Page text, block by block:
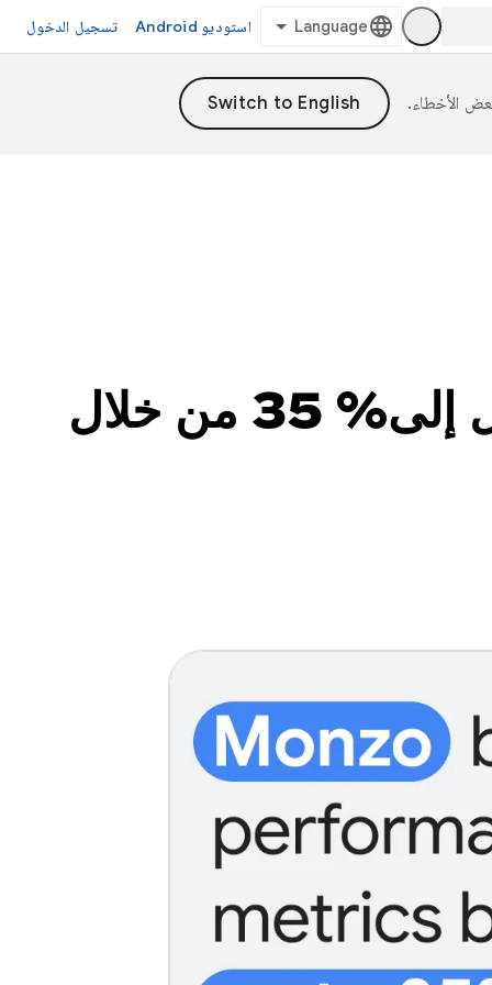
استوديو Android تسجيل الدخول
شركة Monzo تعزّز مقاييس الأداء بنسبة تصل إلى% 35 من خلال